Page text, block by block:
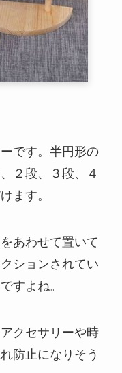
です。半円形の
２段、３段、４
ます。
あわせて置いて
ションされてい
すよね。
クセサリーや時
防止になりそう